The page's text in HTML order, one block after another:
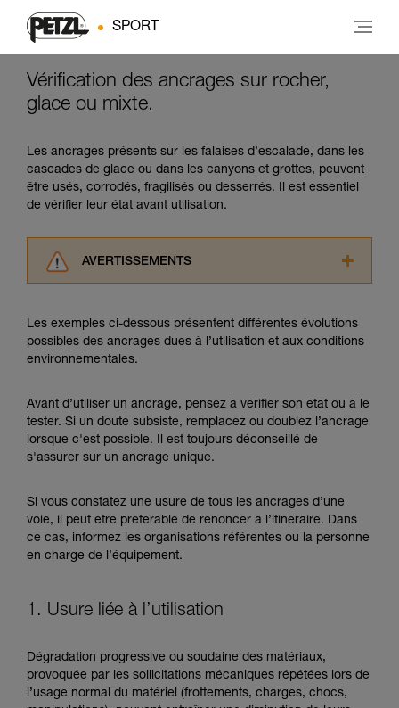
SPORT
Vérification des ancrages sur rocher,
glace ou mixte.
Les ancrages présents sur les falaises d’escalade, dans les
cascades de glace ou dans les canyons et grottes, peuvent
être usés, corrodés, fragilisés ou desserrés. Il est essentiel
de vérifier leur état avant utilisation.
AVERTISSEMENTS
consulter. Vous devez avoir compris les
informations de la notice technique pour
pouvoir comprendre ce complément
Maîtriser ces techniques nécessite une
formation et un entraînement spécifique. Validez
avec un professionnel votre capacité à refaire
la manipulation, seul, en toute sécurité, avant
liées à votre activité. Il peut en exister d’autres
que nous ne décrivons pas ici.
Les exemples ci-dessous présentent différentes évolutions
possibles des ancrages dues à l’utilisation et aux conditions
environnementales.
Avant d’utiliser un ancrage, pensez à vérifier son état ou à le
tester. Si un doute subsiste, remplacez ou doublez l’ancrage
lorsque c'est possible. Il est toujours déconseillé de
s'assurer sur un ancrage unique.
Si vous constatez une usure de tous les ancrages d’une
voie, il peut être préférable de renoncer à l’itinéraire. Dans
ce cas, informez les organisations référentes ou la personne
en charge de l’équipement.
1. Usure liée à l’utilisation
Dégradation progressive ou soudaine des matériaux,
provoquée par les sollicitations mécaniques répétées lors de
l’usage normal du matériel (frottements, charges, chocs,